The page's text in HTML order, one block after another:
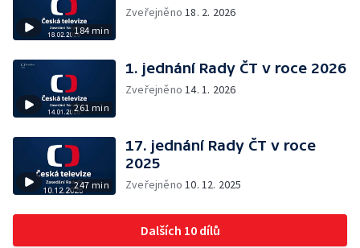
184 min
Zveřejněno18. 2. 2026
261 min
1. jednání Rady ČT v roce 2026
Zveřejněno14. 1. 2026
247 min
17. jednání Rady ČT v roce
2025
Zveřejněno10. 12. 2025
Dalších 10 dílů